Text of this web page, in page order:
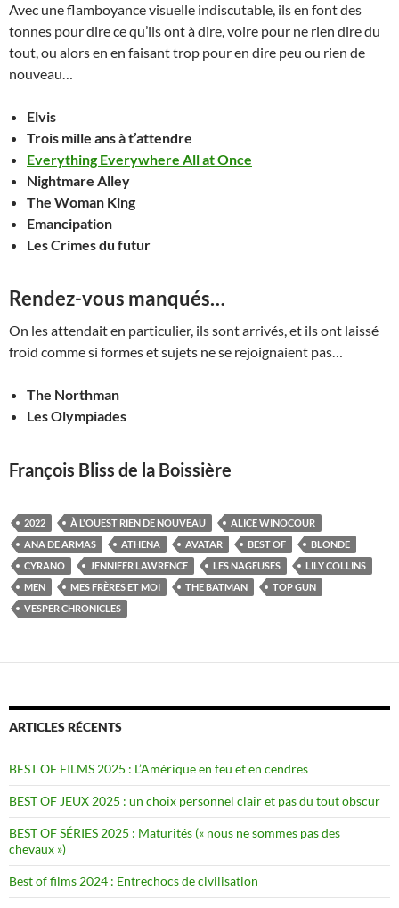
Avec une flamboyance visuelle indiscutable, ils en font des
tonnes pour dire ce qu’ils ont à dire, voire pour ne rien dire du
tout, ou alors en en faisant trop pour en dire peu ou rien de
nouveau…
Elvis
Trois mille ans à t’attendre
Everything Everywhere All at Once
Nightmare Alley
The Woman King
Emancipation
Les Crimes du futur
Rendez-vous manqués…
On les attendait en particulier, ils sont arrivés, et ils ont laissé
froid comme si formes et sujets ne se rejoignaient pas…
The Northman
Les Olympiades
François Bliss de la Boissière
2022 À L'OUEST RIEN DE NOUVEAU
ALICE WINOCOUR
ANA DE ARMAS
ATHENA AVATAR BEST OF
BLONDE
CYRANO
JENNIFER LAWRENCE LES NAGEUSES
LILY COLLINS
MEN
MES FRÈRES ET MOI THE BATMAN
TOP GUN
VESPER CHRONICLES
ARTICLES RÉCENTS
BEST OF FILMS 2025 : L’Amérique en feu et en cendres
BEST OF JEUX 2025 : un choix personnel clair et pas du tout obscur
BEST OF SÉRIES 2025 : Maturités (« nous ne sommes pas des
chevaux »)
Best of films 2024 : Entrechocs de civilisation